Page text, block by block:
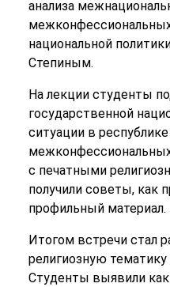
анализа
национальной
Степиным.
На лекции студенты
государственной
ситуации в
с печатными
получили советы, как
профильный материал.
Итогом встречи стал
религиозную
Студенты выявили